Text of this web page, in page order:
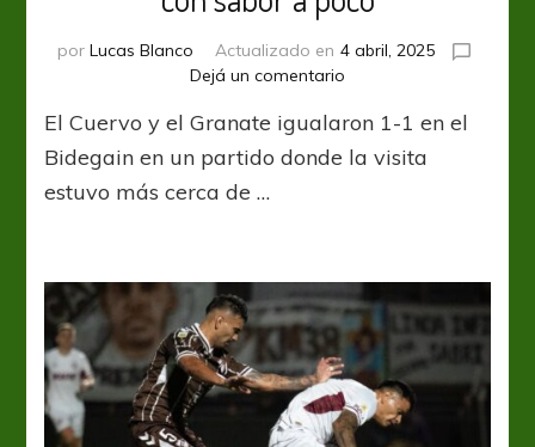
por Lucas Blanco Actualizado en 4 abril, 2025
Dejá un comentario
Lorenzo
y
a
poco
El Cuervo y el Granate igualaron 1-1 en el
Bidegain en un partido donde la visita
estuvo más cerca de …